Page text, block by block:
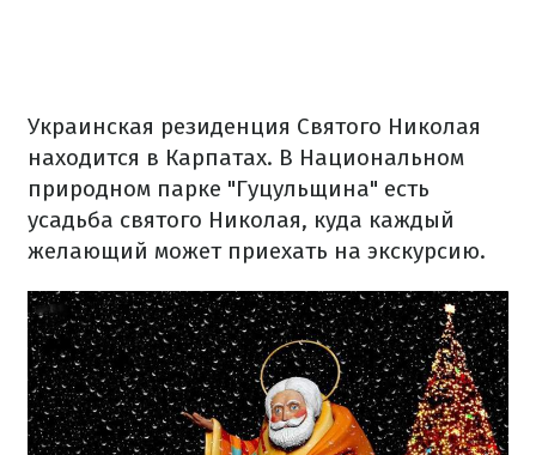
Украинская резиденция Святого Николая
находится в Карпатах. В Национальном
природном парке "Гуцульщина" есть
усадьба святого Николая, куда каждый
желающий может приехать на экскурсию.